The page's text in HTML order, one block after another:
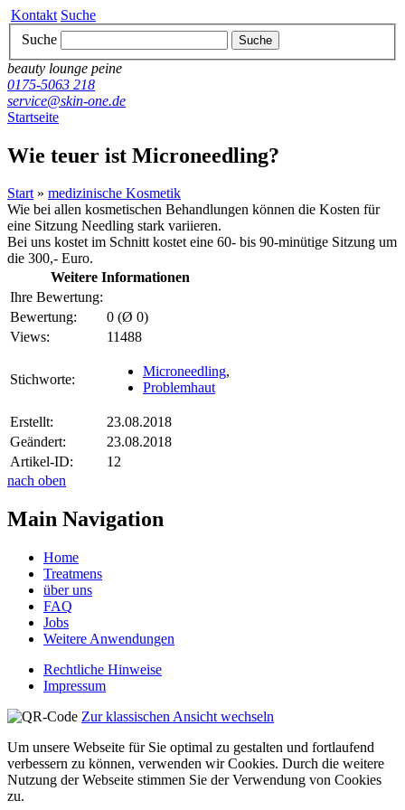
Kontakt Suche
Suche
Suche
beauty lounge peine
0175-5063 218
service@skin-one.de
Startseite
Wie teuer ist Microneedling?
Start» medizinische Kosmetik
Wie bei allen kosmetischen Behandlungen können die Kosten für
eine Sitzung Needling stark variieren.
Bei uns kostet im Schnitt kostet eine 60- bis 90-minütige Sitzung um
die 300,- Euro.
Weitere Informationen
Ihre Bewertung:
Bewertung:
0 (Ø 0)
Views:
11488
Stichworte:
Microneedling,
Problemhaut
Erstellt:
23.08.2018
Geändert:
23.08.2018
Artikel-ID:
12
nach oben
Main Navigation
Home
Treatmens
über uns
FAQ
Jobs
Weitere Anwendungen
Rechtliche Hinweise
Impressum
Zur klassischen Ansicht wechseln
Um unsere Webseite für Sie optimal zu gestalten und fortlaufend
verbessern zu können, verwenden wir Cookies. Durch die weitere
Nutzung der Webseite stimmen Sie der Verwendung von Cookies
zu.